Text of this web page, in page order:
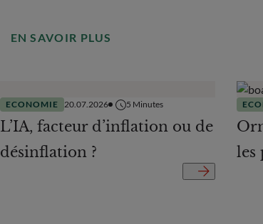
EN SAVOIR PLUS
ECONOMIE 20.07.2026 5 Minutes
L’IA, facteur d’inflation ou de
désinflation ?
les